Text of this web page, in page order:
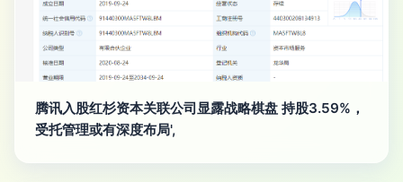
腾讯入股红杉资本关联公司显露战略棋盘 持股3.59%，
受托管理或有深度布局',